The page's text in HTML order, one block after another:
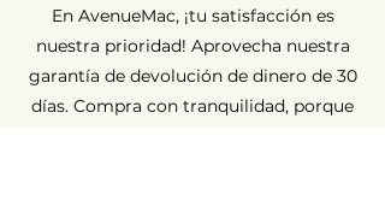
En AvenueMac, ¡tu satisfacción es
nuestra prioridad! Aprovecha nuestra
garantía de devolución de dinero de 30
días. Compra con tranquilidad, porque